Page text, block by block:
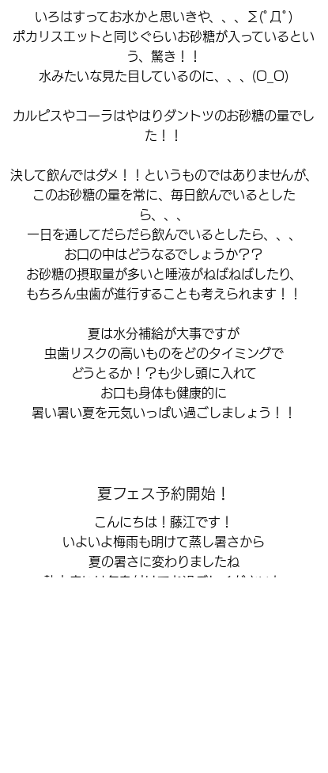
いろはすってお水かと思いきや、、、∑(ﾟДﾟ)
ポカリスエットと同じぐらいお砂糖が入っているとい
う、驚き！！
水みたいな見た目しているのに、、、(O_O)
カルピスやコーラはやはりダントツのお砂糖の量でし
た！！
決して飲んではダメ！！というものではありませんが、
このお砂糖の量を常に、毎日飲んでいるとした
ら、、、
一日を通してだらだら飲んでいるとしたら、、、
お口の中はどうなるでしょうか？？
お砂糖の摂取量が多いと唾液がねばねばしたり、
もちろん虫歯が進行することも考えられます！！
夏は水分補給が大事ですが
虫歯リスクの高いものをどのタイミングで
どうとるか！？も少し頭に入れて
お口も身体も健康的に
暑い暑い夏を元気いっぱい過ごしましょう！！
夏フェス予約開始！
こんにちは！藤江です！
いよいよ梅雨も明けて蒸し暑さから
夏の暑さに変わりましたね
熱中症には気を付けてお過ごしくださいね